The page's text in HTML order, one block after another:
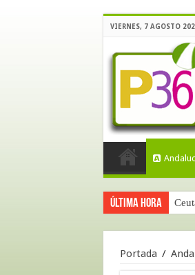
VIERNES, 7 AGOSTO
Última hora
Portada /